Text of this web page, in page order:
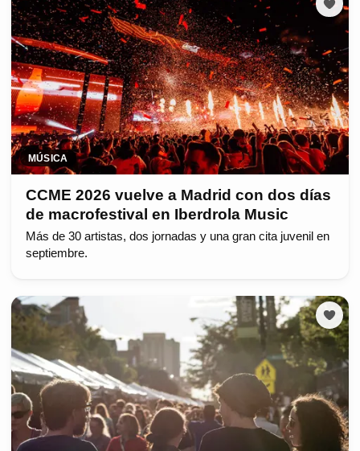
MÚSICA
CCME 2026 vuelve a Madrid con dos días
de macrofestival en Iberdrola Music
Más de 30 artistas, dos jornadas y una gran cita juvenil en
septiembre.